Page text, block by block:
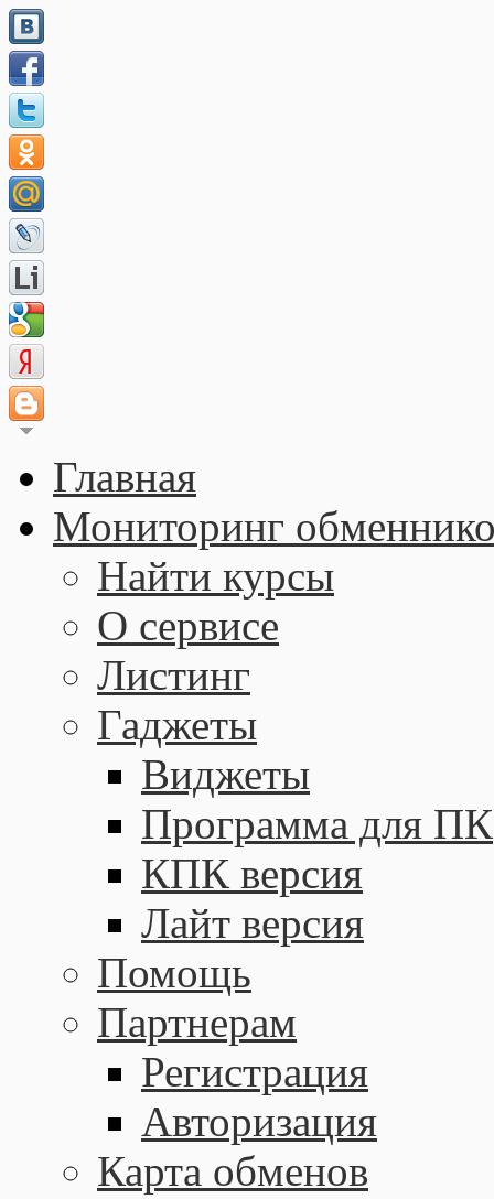
Главная
Мониторинг
Найти курсы
О сервисе
Листинг
Гаджеты
Виджеты
Программа для ПК
КПК версия
Лайт версия
Помощь
Партнерам
Регистрация
Авторизация
Карта обменов